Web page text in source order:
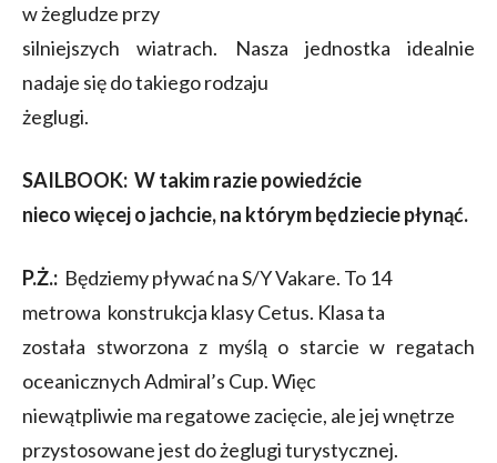
w żegludze przy
silniejszych wiatrach. Nasza jednostka idealnie
nadaje się do takiego rodzaju
żeglugi.
SAILBOOK: W takim razie powiedźcie
nieco więcej o jachcie, na którym będziecie płynąć.
P.Ż.: Będziemy pływać na S/Y Vakare. To 14
metrowa konstrukcja klasy Cetus. Klasa ta
została stworzona z myślą o starcie w regatach
oceanicznych Admiral’s Cup. Więc
niewątpliwie ma regatowe zacięcie, ale jej wnętrze
przystosowane jest do żeglugi turystycznej.